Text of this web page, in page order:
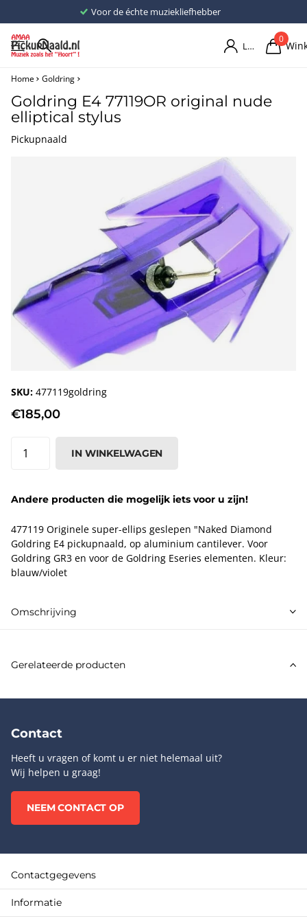
Voor de échte muziekliefhebber
Login
0
Home Goldring
Goldring E4 77119OR original nude
elliptical stylus
Pickupnaald
SKU: 477119goldring
€185,00
IN WINKELWAGEN
Andere producten die mogelijk iets voor u zijn!
477119 Originele super-ellips geslepen "Naked Diamond
Goldring E4 pickupnaald, op aluminium cantilever. Voor
Goldring GR3 en voor de Goldring Eseries elementen. Kleur:
blauw/violet
Omschrijving
Gerelateerde producten
Contact
Heeft u vragen of komt u er niet helemaal uit?
Wij helpen u graag!
NEEM CONTACT OP
Contactgegevens
Informatie